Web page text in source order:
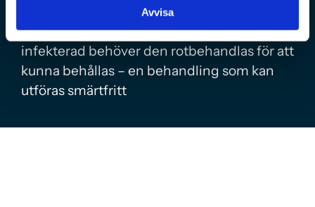
Avvisa
När en tand blivit inflammerad eller
infekterad behöver den rotbehandlas för att
kunna behållas – en behandling som kan
utföras smärtfritt